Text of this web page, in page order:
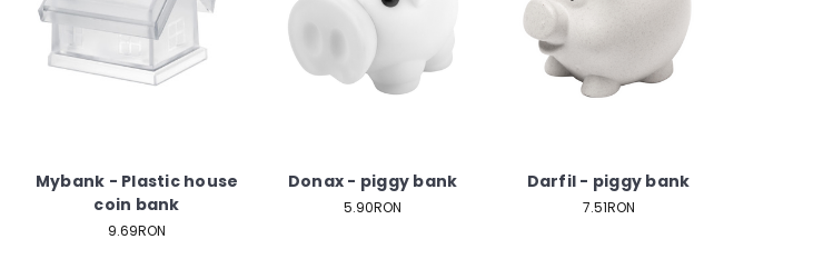
Mybank - Plastic house
coin bank
9.69RON
Donax - piggy bank
5.90RON
Darfil - piggy bank
7.51RON